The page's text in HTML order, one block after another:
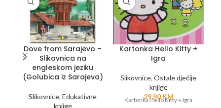
Dove from Sarajevo –
Slikovnica na
engleskom jeziku
(Golubica iz Sarajeva)
Slikovnice, Edukativne
knjige
Kartonka Hello Kitty +
Igra
Slikovnice, Ostale dječije
knjige
29,90KM
Kartonka Hello Kitty + Igra